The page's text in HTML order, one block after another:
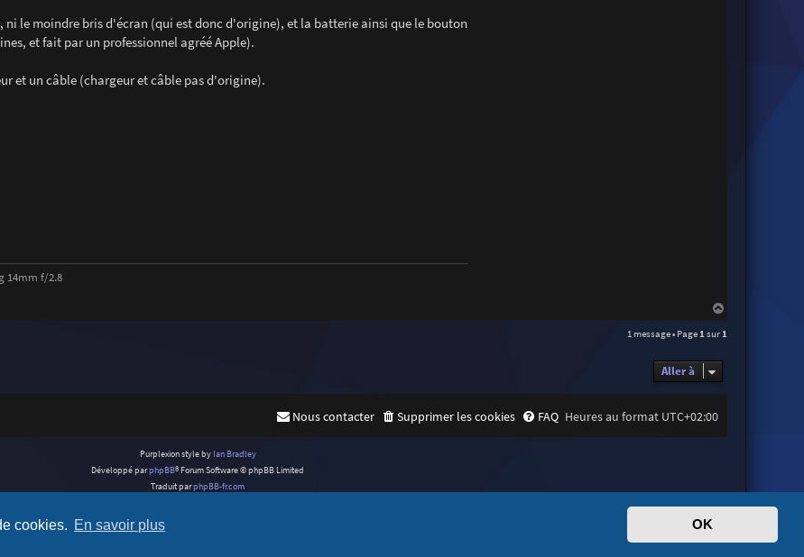
cookies. En savoir plus OK
le moindre bris d'écran (qui est donc d'origine), et la batterie ainsi que le bouton
et fait par un professionnel agréé Apple).
et un câble (chargeur et câble pas d'origine).
14mm f/2.8
a
u
1 message • Page1sur1
Aller à
Heures au format UTC+02:00
FAQ
Supprimer les cookies
Nous contacter
Purplexion style by Ian Bradley
Développé parphpBB® Forum Software © phpBB Limited
Traduit parphpBB-fr.com